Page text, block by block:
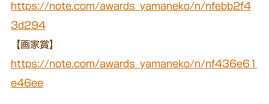
https://note.com/awards_yamaneko/n/nfebb2f4
3d294
【画家賞】
https://note.com/awards_yamaneko/n/nf436e61
e46ee